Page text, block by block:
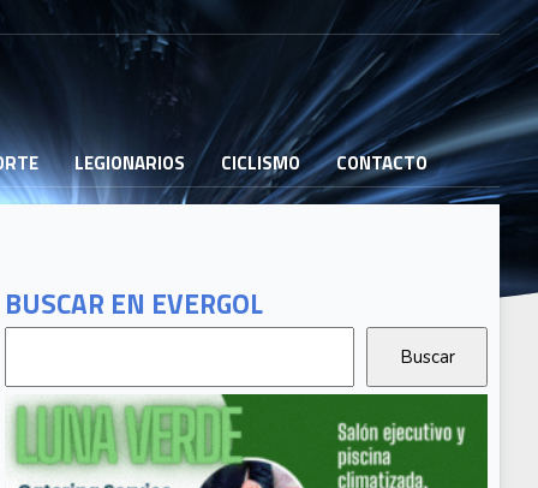
LEGIONARIOS CICLISMO CONTACTO
BUSCAR EN EVERGOL